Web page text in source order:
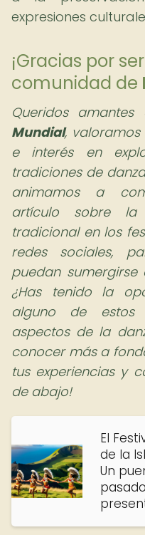
expresiones
¡Gracias por
comunidad de
Queridos
Mundial,
e interés en
tradiciones de
animamos a
artículo sobre
tradicional en los
redes sociales,
puedan
¿Has tenido la
alguno de estos
aspectos de la
conocer más a
tus experiencias y
de abajo!
El
de la
Un